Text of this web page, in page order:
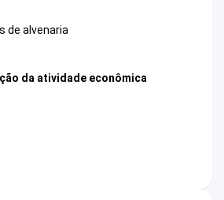
de alvenaria
da atividade econômica